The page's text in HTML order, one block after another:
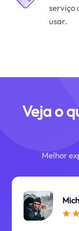
serviço
usar.
Veja o
Melhor